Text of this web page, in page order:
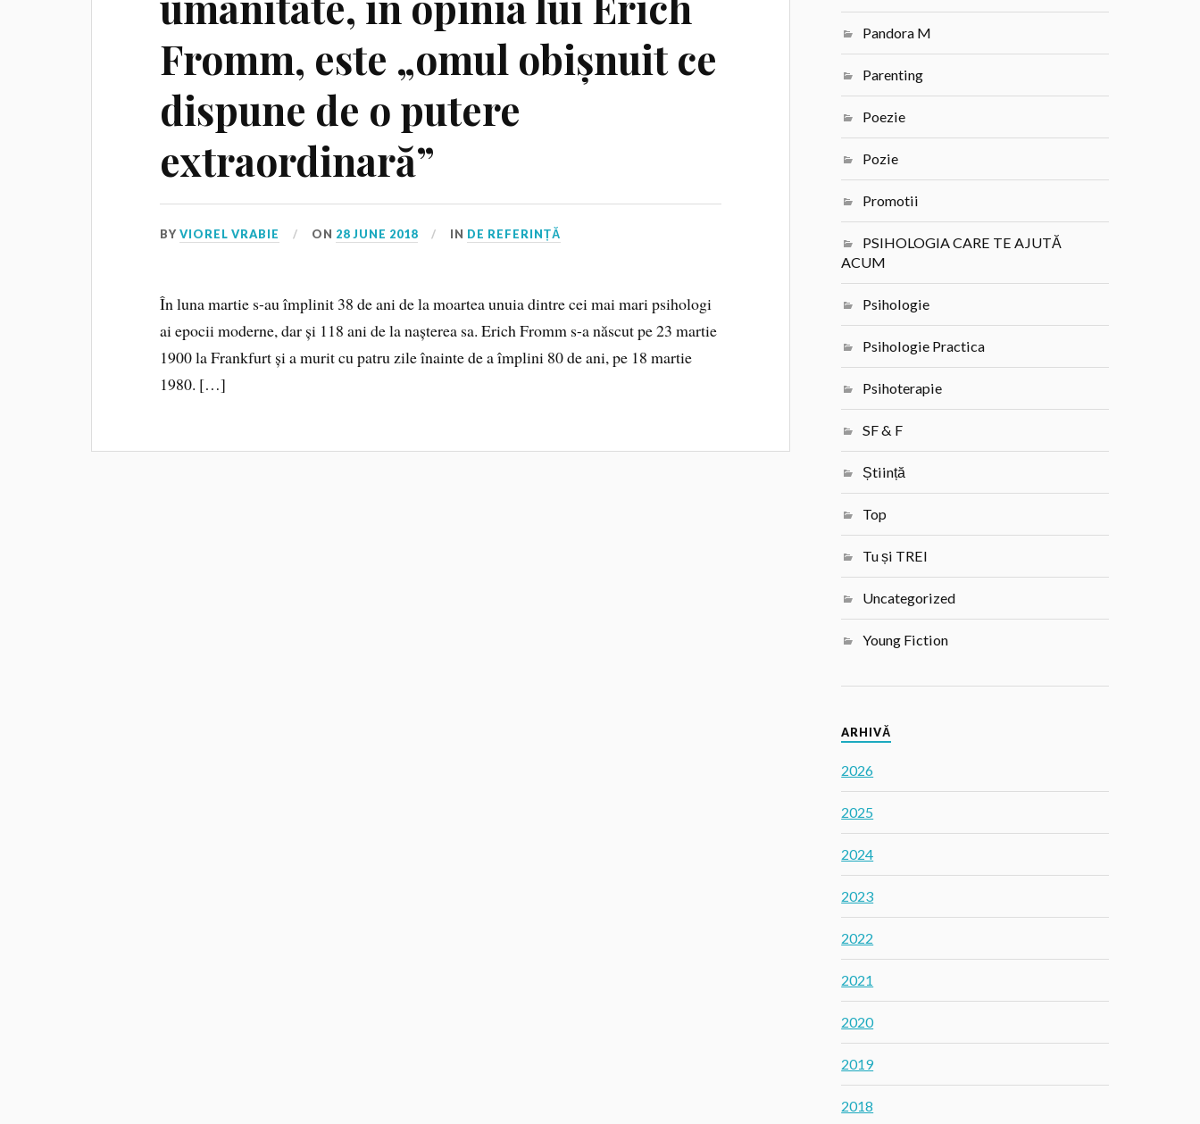
Fromm, este „omul obișnuit ce
dispune de o putere
extraordinară”
BYVIOREL VRABIE ON 28 JUNE 2018 IN DE REFERINȚĂ
În luna martie s-au împlinit 38 de ani de la moartea unuia dintre cei mai mari psihologi
ai epocii moderne, dar și 118 ani de la nașterea sa. Erich Fromm s-a născut pe 23 martie
1900 la Frankfurt și a murit cu patru zile înainte de a împlini 80 de ani, pe 18 martie
1980. […]
Pandora M
Parenting
Poezie
Pozie
Promotii
PSIHOLOGIA CARE TE AJUTĂ
ACUM
Psihologie
Psihologie Practica
Psihoterapie
SF & F
Știință
Top
Tu și TREI
Uncategorized
Young Fiction
ARHIVĂ
2026
2025
2024
2023
2022
2021
2020
2019
2018